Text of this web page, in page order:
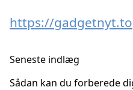
https://
Seneste indlæg
Sådan kan du forberede